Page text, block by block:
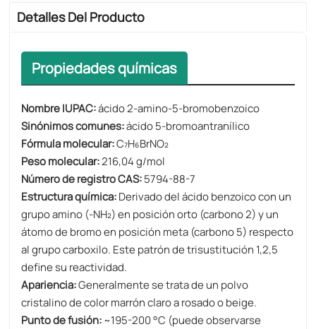
Detalles Del Producto
Propiedades químicas
Nombre IUPAC:ácido 2-amino-5-bromobenzoico
Sinónimos comunes:ácido 5-bromoantranílico
Fórmula molecular:C₇H₆BrNO₂
Peso molecular:216,04 g/mol
Número de registro CAS:5794-88-7
Estructura química:Derivado del ácido benzoico con un
grupo amino (-NH₂) en posición orto (carbono 2) y un
átomo de bromo en posición meta (carbono 5) respecto
al grupo carboxilo. Este patrón de trisustitución 1,2,5
define su reactividad.
Apariencia:Generalmente se trata de un polvo
cristalino de color marrón claro a rosado o beige.
Punto de fusión:~195-200 °C (puede observarse